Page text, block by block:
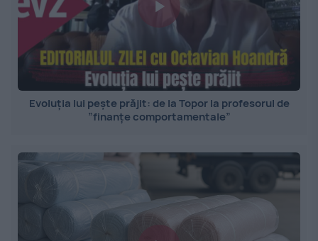
Evoluția lui pește prăjit: de la Topor la profesorul de
”finanțe comportamentale”